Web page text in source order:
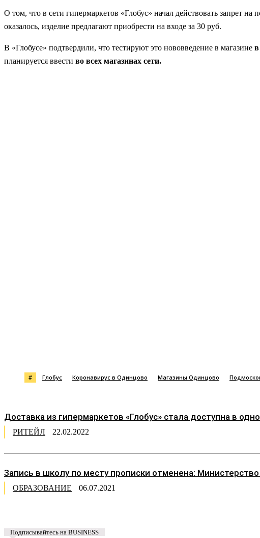
О том, что в сети гипермаркетов «Глобус» начал действовать запрет
оказалось, изделие предлагают приобрести на входе за 30 руб.
В «Глобусе» подтвердили, что тестируют это нововведение в магазине в
планируется ввести во всех магазинах сети.
# Глобус Коронавирус в Одинцово Магазины Одинцово
Доставка из гипермаркетов «Глобус» стала доступна в
РИТЕЙЛ 22.02.2022
Запись в школу по месту прописки отменена:
ОБРАЗОВАНИЕ 06.07.2021
Подписывайтесь на BUSINESS